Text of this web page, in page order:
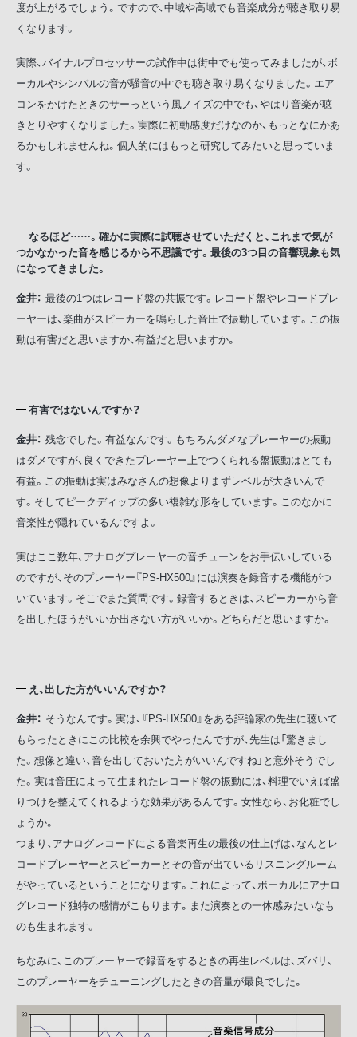
度が上がるでしょう。ですので、中域や高域でも音楽成分が聴き取り易
くなります。
実際、バイナルプロセッサーの試作中は街中でも使ってみましたが、ボ
ーカルやシンバルの音が騒音の中でも聴き取り易くなりました。エア
コンをかけたときのサーっという風ノイズの中でも、やはり音楽が聴
きとりやすくなりました。実際に初動感度だけなのか、もっとなにかあ
るかもしれませんね。個人的にはもっと研究してみたいと思っていま
す。
なるほど……。確かに実際に試聴させていただくと、これまで気が
つかなかった音を感じるから不思議です。最後の3つ目の音響現象も気
になってきました。
金井： 最後の1つはレコード盤の共振です。レコード盤やレコードプレ
ーヤーは、楽曲がスピーカーを鳴らした音圧で振動しています。この振
動は有害だと思いますか、有益だと思いますか。
有害ではないんですか？
金井： 残念でした。有益なんです。もちろんダメなプレーヤーの振動
はダメですが、良くできたプレーヤー上でつくられる盤振動はとても
有益。この振動は実はみなさんの想像よりまずレベルが大きいんで
す。そしてピークディップの多い複雑な形をしています。このなかに
音楽性が隠れているんですよ。
実はここ数年、アナログプレーヤーの音チューンをお手伝いしている
のですが、そのプレーヤー『PS-HX500』には演奏を録音する機能がつ
いています。そこでまた質問です。録音するときは、スピーカーから音
を出したほうがいいか出さない方がいいか。どちらだと思いますか。
え、出した方がいいんですか？
金井： そうなんです。実は、『PS-HX500』をある評論家の先生に聴いて
もらったときにこの比較を余興でやったんですが、先生は「驚きまし
た。想像と違い、音を出しておいた方がいいんですね」と意外そうでし
た。実は音圧によって生まれたレコード盤の振動には、料理でいえば盛
りつけを整えてくれるような効果があるんです。女性なら、お化粧でし
ょうか。
つまり、アナログレコードによる音楽再生の最後の仕上げは、なんとレ
コードプレーヤーとスピーカーとその音が出ているリスニングルーム
がやっているということになります。これによって、ボーカルにアナロ
グレコード独特の感情がこもります。また演奏との一体感みたいなも
のも生まれます。
ちなみに、このプレーヤーで録音をするときの再生レベルは、ズバリ、
このプレーヤーをチューニングしたときの音量が最良でした。